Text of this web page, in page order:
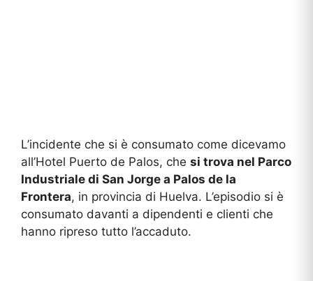
L’incidente che si è consumato come dicevamo
all’Hotel Puerto de Palos, che si trova nel Parco
Industriale di San Jorge a Palos de la
Frontera, in provincia di Huelva. L’episodio si è
consumato davanti a dipendenti e clienti che
hanno ripreso tutto l’accaduto.